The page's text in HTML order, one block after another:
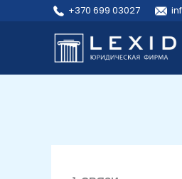
содержанию
+370 699 03027